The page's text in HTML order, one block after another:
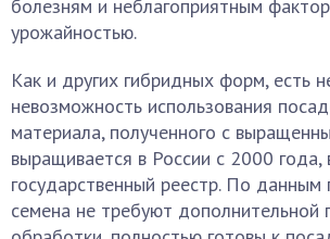
болезням и неблагоприятным
урожайностью.
Как и других гибридных форм, есть
невозможность использования
материала, полученного с
выращивается в России с 2000 года,
государственный реестр. По данным
семена не требуют дополнительной